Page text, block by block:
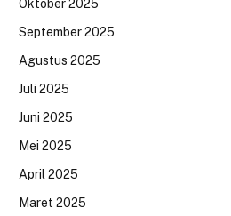
Oktober 2025
September 2025
Agustus 2025
Juli 2025
Juni 2025
Mei 2025
April 2025
Maret 2025